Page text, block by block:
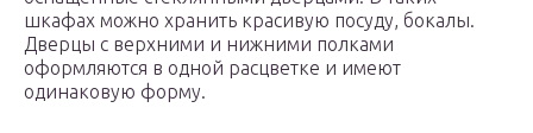
шкафах можно хранить красивую посуду, бокалы.
Дверцы с верхними и нижними полками
оформляются в одной расцветке и имеют
одинаковую форму.